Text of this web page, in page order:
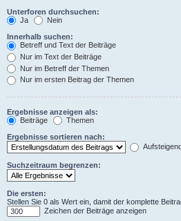
Unterforen durchsuchen:
Ja
Nein
Innerhalb suchen:
Betreff und Text der Beiträge
Nur im Text der Beiträge
Nur im Betreff der Themen
Nur im ersten Beitrag der Themen
Ergebnisse anzeigen als:
Beiträge
Themen
Ergebnisse sortieren nach:
Aufsteigend
Suchzeitraum begrenzen:
Die ersten:
Stellen Sie 0 als Wert ein, damit der komplette
Zeichen der Beiträge anzeigen